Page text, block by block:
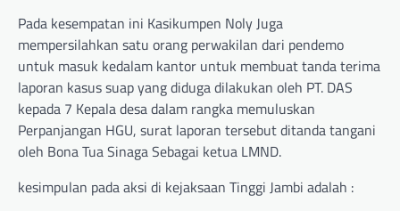
Pada kesempatan ini Kasikumpen Noly Juga
mempersilahkan satu orang perwakilan dari pendemo
untuk masuk kedalam kantor untuk membuat tanda terima
laporan kasus suap yang diduga dilakukan oleh PT. DAS
kepada 7 Kepala desa dalam rangka memuluskan
Perpanjangan HGU, surat laporan tersebut ditanda tangani
oleh Bona Tua Sinaga Sebagai ketua LMND.
kesimpulan pada aksi di kejaksaan Tinggi Jambi adalah :